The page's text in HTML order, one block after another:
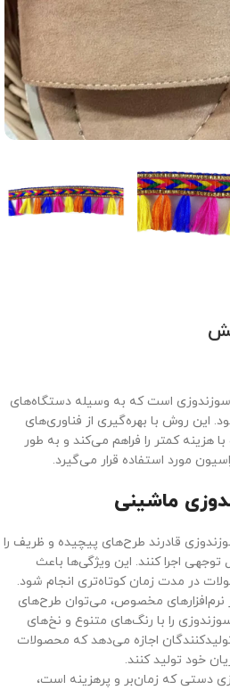
سوزندوزی است که به وسیله دستگاه‌های
این روش با بهره‌گیری از فناوری‌های
هزینه کمتر را فراهم می‌کند و به طور
مورد استفاده قرار می‌گیرد.
ماشینی
قادرند طرح‌های پیچیده و ظریف را
توجهی اجرا کنند. این ویژگی‌ها باعث
در مدت زمان کوتاه‌تری انجام شود.
نرم‌افزارهای مخصوص، می‌توان طرح‌های
را با رنگ‌های متنوع و نخ‌های
اجازه می‌دهد که محصولات
خود تولید کنند.
دستی که زمان‌بر و پرهزینه است،